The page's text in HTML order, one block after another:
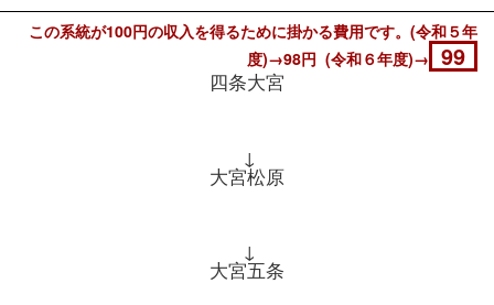
この系統が100円の収入を得るために掛かる費用です。(令和５年
度)→98円 (令和６年度)→ 99
四条大宮
↓
大宮松原
↓
大宮五条